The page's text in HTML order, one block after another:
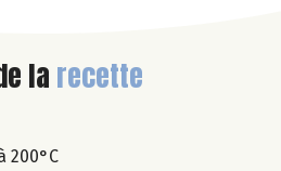
larecette
200°C